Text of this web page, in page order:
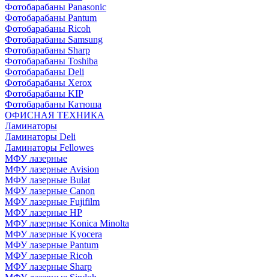
Фотобарабаны Panasonic
Фотобарабаны Pantum
Фотобарабаны Ricoh
Фотобарабаны Samsung
Фотобарабаны Sharp
Фотобарабаны Toshiba
Фотобарабаны Deli
Фотобарабаны Xerox
Фотобарабаны KIP
Фотобарабаны Катюша
ОФИСНАЯ ТЕХНИКА
Ламинаторы
Ламинаторы Deli
Ламинаторы Fellowes
МФУ лазерные
МФУ лазерные Avision
МФУ лазерные Bulat
МФУ лазерные Canon
МФУ лазерные Fujifilm
МФУ лазерные HP
МФУ лазерные Konica Minolta
МФУ лазерные Kyocera
МФУ лазерные Pantum
МФУ лазерные Ricoh
МФУ лазерные Sharp